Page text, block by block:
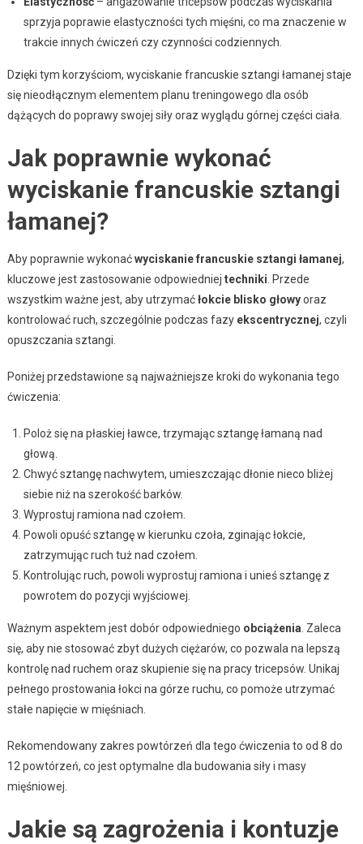
sprzyja poprawie elastyczności tych mięśni, co ma znaczenie w
trakcie innych ćwiczeń czy czynności codziennych.
Dzięki tym korzyściom, wyciskanie francuskie sztangi łamanej staje
się nieodłącznym elementem planu treningowego dla osób
dążących do poprawy swojej siły oraz wyglądu górnej części ciała.
Jak poprawnie wykonać
wyciskanie francuskie sztangi
łamanej?
Aby poprawnie wykonaćwyciskanie francuskie sztangi łamanej,
kluczowe jest zastosowanie odpowiedniej techniki . Przede
wszystkim ważne jest, aby utrzymaćłokcie blisko głowyoraz
kontrolować ruch, szczególnie podczas fazy ekscentrycznej, czyli
opuszczania sztangi.
Poniżej przedstawione są najważniejsze kroki do wykonania tego
ćwiczenia:
Poloż się na płaskiej ławce, trzymając sztangę łamaną nad
głową.
Chwyć sztangę nachwytem, umieszczając dłonie nieco bliżej
siebie niż na szerokość barków.
Wyprostuj ramiona nad czołem.
Powoli opuść sztangę w kierunku czoła, zginając łokcie,
zatrzymując ruch tuż nad czołem.
Kontrolując ruch, powoli wyprostuj ramiona i unieś sztangę z
powrotem do pozycji wyjściowej.
Ważnym aspektem jest dobór odpowiedniego obciążenia . Zaleca
się, aby nie stosować zbyt dużych ciężarów, co pozwala na lepszą
kontrolę nad ruchem oraz skupienie się na pracy tricepsów. Unikaj
pełnego prostowania łokci na górze ruchu, co pomoże utrzymać
stałe napięcie w mięśniach.
Rekomendowany zakres powtórzeń dla tego ćwiczenia to od 8 do
12 powtórzeń, co jest optymalne dla budowania siły i masy
mięśniowej.
Jakie są zagrożenia i kontuzje